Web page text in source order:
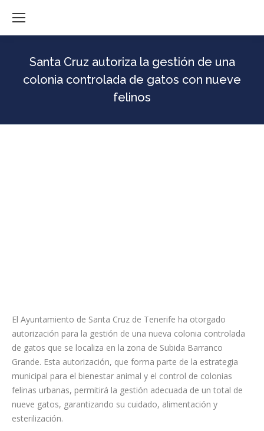
Santa Cruz autoriza la gestión de una
colonia controlada de gatos con nueve
felinos
El Ayuntamiento de Santa Cruz de Tenerife ha otorgado
autorización para la gestión de una nueva colonia controlada
de gatos que se localiza en la zona de Subida Barranco
Grande. Esta autorización, que forma parte de la estrategia
municipal para el bienestar animal y el control de colonias
felinas urbanas, permitirá la gestión adecuada de un total de
nueve gatos, garantizando su cuidado, alimentación y
esterilización.